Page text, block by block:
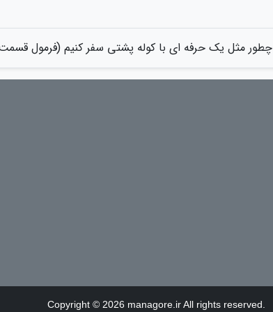
چطور مثل یک حرفه ای با کوله پشتی سفر کنیم (فرمول قسمت
Copyright © 2026 managore.ir All rights reserved.